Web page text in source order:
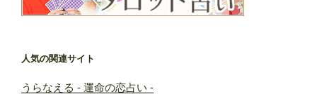
人気の関連サイト
うらなえる - 運命の恋占い -